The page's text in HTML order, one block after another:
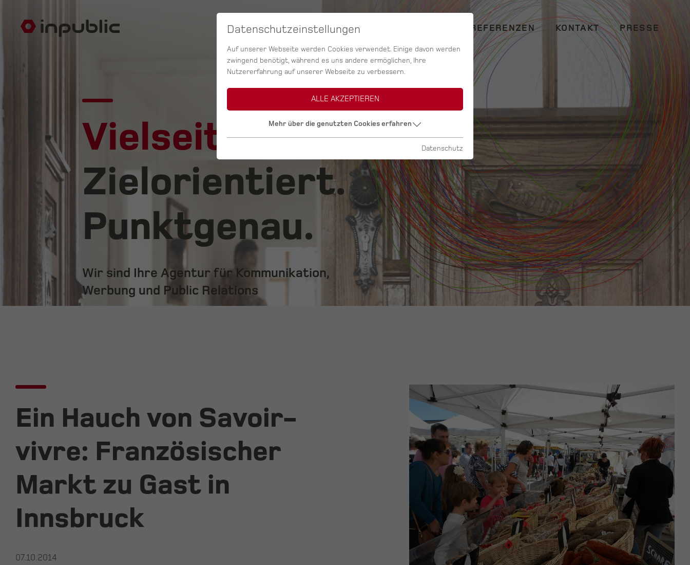
SERVICES AGENTUR REFERENZEN KONTAKT PRESSE
Vielseitig.
Zielorientiert.
Punktgenau.
Wir sind Ihre Agentur für Kommunikation,
Werbung und Public Relations
Ein Hauch von Savoir-
vivre: Französischer
Markt zu Gast in
Innsbruck
07.10.2014
Datenschutzeinstellungen
Auf unserer Webseite werden Cookies verwendet. Einige davon werden
zwingend benötigt, während es uns andere ermöglichen, Ihre
Nutzererfahrung auf unserer Webseite zu verbessern.
ALLE AKZEPTIEREN
Mehr über die genutzten Cookies erfahren
Datenschutz